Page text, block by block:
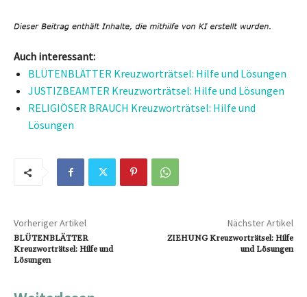
Auch interessant:
BLÜTENBLÄTTER Kreuzworträtsel: Hilfe und Lösungen
JUSTIZBEAMTER Kreuzworträtsel: Hilfe und Lösungen
RELIGIÖSER BRAUCH Kreuzworträtsel: Hilfe und
Lösungen
Vorheriger Artikel
BLÜTENBLÄTTER
Kreuzworträtsel: Hilfe und
Lösungen
Nächster Artikel
ZIEHUNG Kreuzworträtsel: Hilfe
und Lösungen